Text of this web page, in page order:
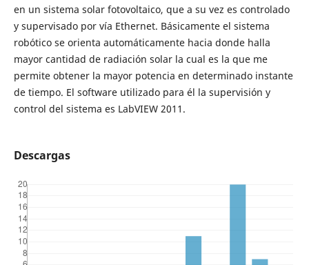
en un sistema solar fotovoltaico, que a su vez es controlado
y supervisado por vía Ethernet. Básicamente el sistema
robótico se orienta automáticamente hacia donde halla
mayor cantidad de radiación solar la cual es la que me
permite obtener la mayor potencia en determinado instante
de tiempo. El software utilizado para él la supervisión y
control del sistema es LabVIEW 2011.
Descargas